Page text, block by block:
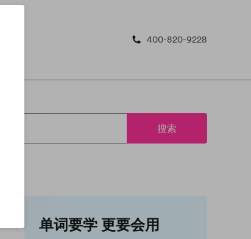
400-820-9228
搜索
单词要学 更要会用